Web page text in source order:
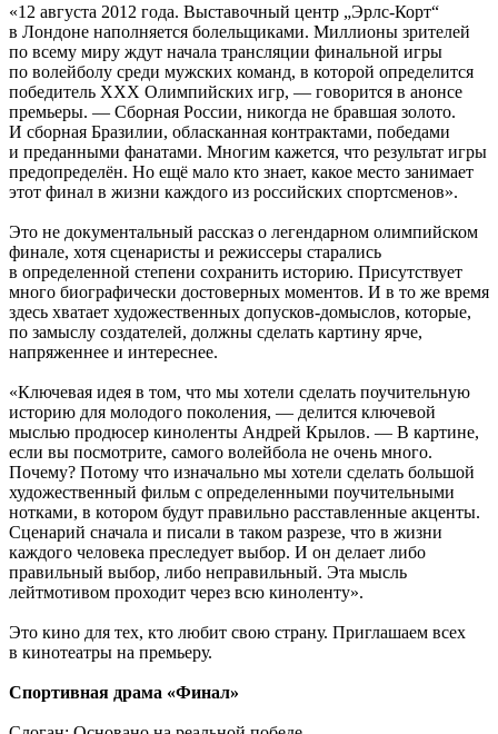
«12 августа 2012 года. Выставочный центр „Эрлс-Корт“
в Лондоне наполняется болельщиками. Миллионы зрителей
по всему миру ждут начала трансляции финальной игры
по волейболу среди мужских команд, в которой определится
победитель ХХХ Олимпийских игр, — говорится в анонсе
премьеры. — Сборная России, никогда не бравшая золото.
И сборная Бразилии, обласканная контрактами, победами
и преданными фанатами. Многим кажется, что результат игры
предопределён. Но ещё мало кто знает, какое место занимает
этот финал в жизни каждого из российских спортсменов».
Это не документальный рассказ о легендарном олимпийском
финале, хотя сценаристы и режиссеры старались
в определенной степени сохранить историю. Присутствует
много биографически достоверных моментов. И в то же время
здесь хватает художественных допусков-домыслов, которые,
по замыслу создателей, должны сделать картину ярче,
напряженнее и интереснее.
«Ключевая идея в том, что мы хотели сделать поучительную
историю для молодого поколения, — делится ключевой
мыслью продюсер киноленты Андрей Крылов. — В картине,
если вы посмотрите, самого волейбола не очень много.
Почему? Потому что изначально мы хотели сделать большой
художественный фильм с определенными поучительными
нотками, в котором будут правильно расставленные акценты.
Сценарий сначала и писали в таком разрезе, что в жизни
каждого человека преследует выбор. И он делает либо
правильный выбор, либо неправильный. Эта мысль
лейтмотивом проходит через всю киноленту».
Это кино для тех, кто любит свою страну. Приглашаем всех
в кинотеатры на премьеру.
Спортивная драма «Финал»